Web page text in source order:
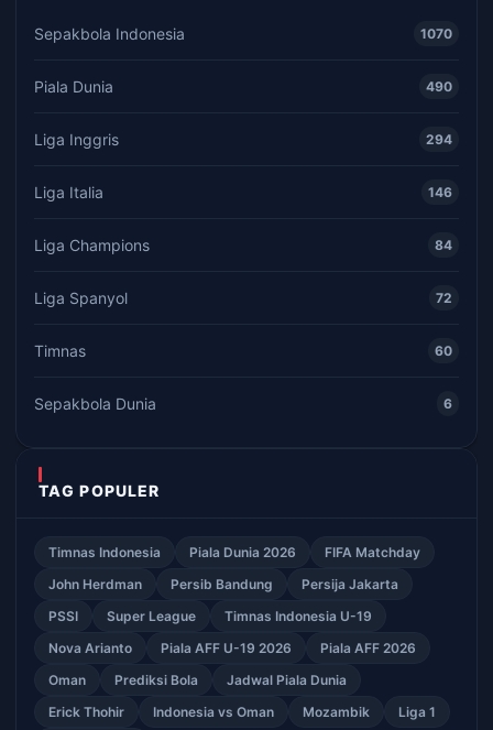
Sepakbola Indonesia 1070
Piala Dunia 490
Liga Inggris 294
Liga Italia 146
Liga Champions 84
Liga Spanyol 72
Timnas 60
Sepakbola Dunia 6
TAG POPULER
Timnas Indonesia Piala Dunia 2026
FIFA Matchday
John Herdman
Persib Bandung
Persija Jakarta
PSSI
Super League
Timnas Indonesia U-19
Nova Arianto
Piala AFF U-19 2026
Piala AFF 2026
Oman
Prediksi Bola
Jadwal Piala Dunia
Erick Thohir
Indonesia vs Oman Mozambik
Liga 1